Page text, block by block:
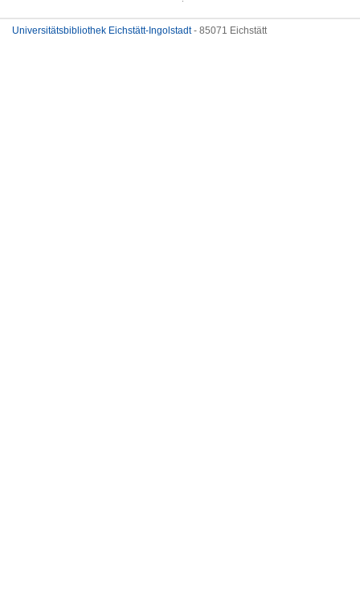
Universitätsbibliothek Eichstätt-Ingolstadt- 85071 Eichstätt